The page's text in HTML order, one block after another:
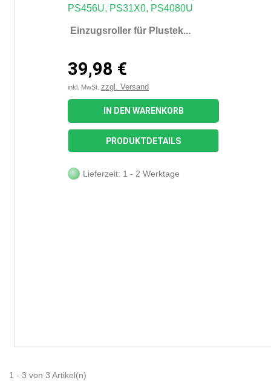
Einzugsroller für Plustek...
39,98 €
inkl. MwSt. zzgl. Versand
IN DEN WARENKORB
PRODUKTDETAILS
Lieferzeit: 1 - 2 Werktage
1 - 3 von 3 Artikel(n)